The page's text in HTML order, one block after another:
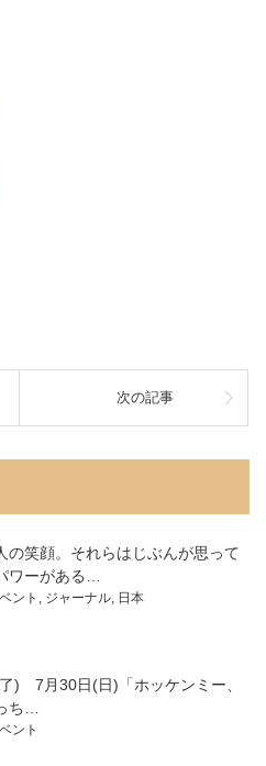
次の記事
の笑顔。それらはじぶんが思って
ワーがある…
ント , ジャーナル, 日本
) 7月30日(日)「ホッケンミー、
ち…
ント